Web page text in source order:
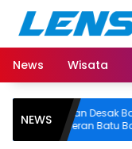
Langsung
konten
News
Wisata
NEWSDesak Bangkai
Ceceran Batu Bara
Soroti Buruknya